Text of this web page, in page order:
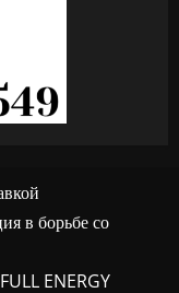
в борьбе со
ENERGY